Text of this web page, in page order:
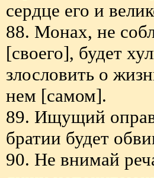
сердце его и
88. Монах, не
[своего], будет
злословить о
нем [самом].
89. Ищущий
братии будет
90. Не внимай